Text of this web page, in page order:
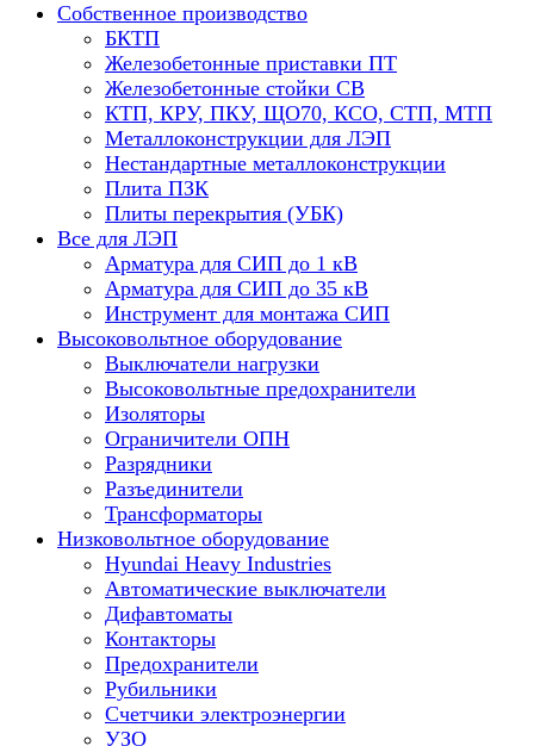
Собственное производство
БКТП
Железобетонные приставки ПТ
Железобетонные стойки СВ
КТП, КРУ, ПКУ, ЩО70, КСО, СТП, МТП
Металлоконструкции для ЛЭП
Нестандартные металлоконструкции
Плита ПЗК
Плиты перекрытия (УБК)
Все для ЛЭП
Арматура для СИП до 1 кВ
Арматура для СИП до 35 кВ
Инструмент для монтажа СИП
Высоковольтное оборудование
Выключатели нагрузки
Высоковольтные предохранители
Изоляторы
Ограничители ОПН
Разрядники
Разъединители
Трансформаторы
Низковольтное оборудование
Hyundai Heavy Industries
Автоматические выключатели
Дифавтоматы
Контакторы
Предохранители
Рубильники
Счетчики электроэнергии
УЗО